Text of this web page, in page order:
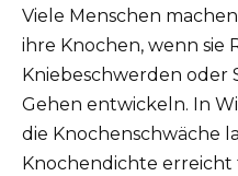
Viele Menschen
ihre Knochen, wenn sie
Kniebeschwerden oder
Gehen entwickeln. In
die Knochenschwäche
Knochendichte erreicht